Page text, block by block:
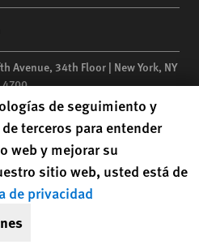
Avenue, 34th Floor | New York, NY
nonprofit registered in the US
preferences
de seguimiento y
terceros para entender
web y mejorar su
sitio web, usted está de
de privacidad